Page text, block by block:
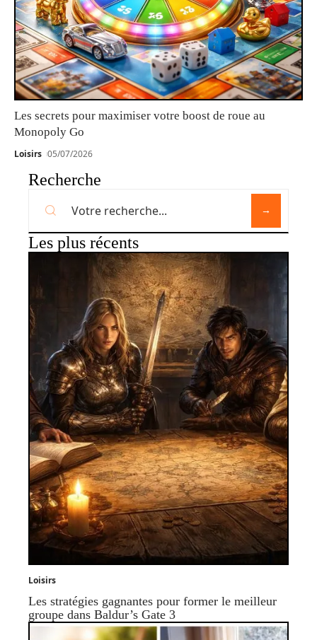
Les secrets pour maximiser votre boost de roue au
Monopoly Go
Loisirs 05/07/2026
Recherche
Les plus récents
Loisirs
Les stratégies gagnantes pour former le meilleur
groupe dans Baldur’s Gate 3